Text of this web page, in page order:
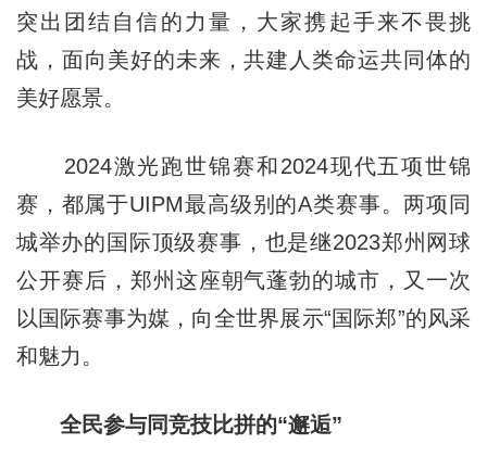
突出团结自信的力量，大家携起手来不畏挑
战，面向美好的未来，共建人类命运共同体的
美好愿景。
2024激光跑世锦赛和2024现代五项世锦
赛，都属于UIPM最高级别的A类赛事。两项同
城举办的国际顶级赛事，也是继2023郑州网球
公开赛后，郑州这座朝气蓬勃的城市，又一次
以国际赛事为媒，向全世界展示“国际郑”的风采
和魅力。
全民参与同竞技比拼的“邂逅”